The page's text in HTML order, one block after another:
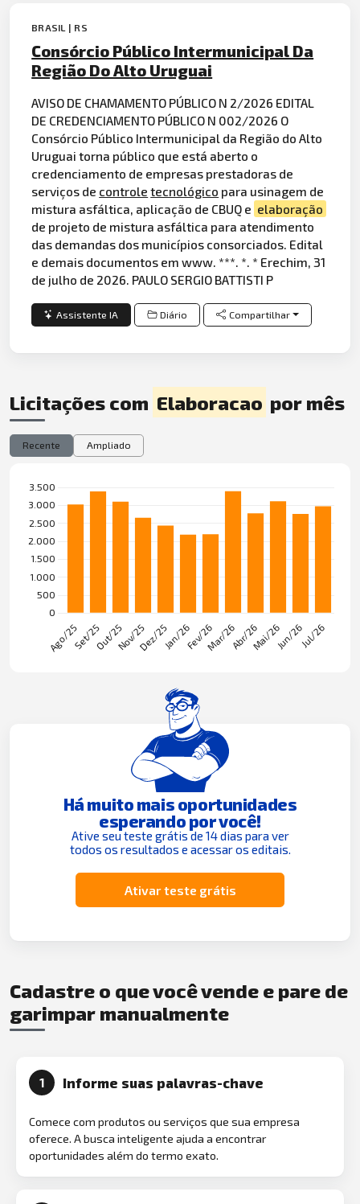
BRASIL | RS
Consórcio Público Intermunicipal Da
Região Do Alto Uruguai
AVISO DE CHAMAMENTO PÚBLICO N 2/2026 EDITAL
DE CREDENCIAMENTO PÚBLICO N 002/2026 O
Consórcio Público Intermunicipal da Região do Alto
Uruguai torna público que está aberto o
credenciamento de empresas prestadoras de
serviços de controle tecnológico para usinagem de
mistura asfáltica, aplicação de CBUQ e elaboração
de projeto de mistura asfáltica para atendimento
das demandas dos municípios consorciados. Edital
e demais documentos em www. ***. *. * Erechim, 31
de julho de 2026. PAULO SERGIO BATTISTI P
Assistente IA Diário Compartilhar
Licitações com Elaboracao por mês
Recente Ampliado
Há muito mais oportunidades
esperando por você!
Ative seu teste grátis de 14 dias para ver
todos os resultados e acessar os editais.
Ativar teste grátis
Cadastre o que você vende e pare de
garimpar manualmente
1 Informe suas palavras-chave
Comece com produtos ou serviços que sua empresa
oferece. A busca inteligente ajuda a encontrar
oportunidades além do termo exato.